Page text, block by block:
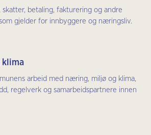
betaling, fakturering og andre
gjelder for innbyggere og næringsliv.
arbeid med næring, miljø og klima,
regelverk og samarbeidspartnere innen